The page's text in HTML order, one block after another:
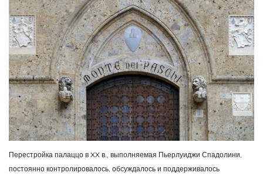
Перестройка палаццо в XX в., выполняемая Пьерлуиджи Спадолини,
постоянно контролировалось, обсуждалось и поддерживалось